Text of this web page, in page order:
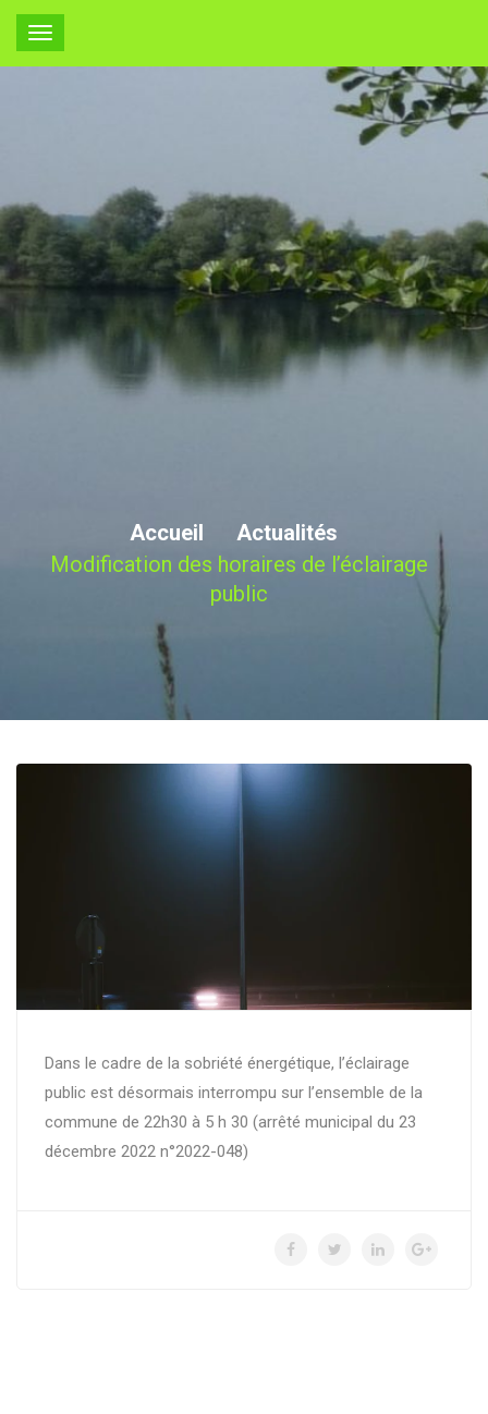
Les Ayvelles -
Modification
des horaires de
l'éclairage
Accueil
Actualités
Modification des horaires de l’éclairage
public
Dans le cadre de la sobriété énergétique, l’éclairage
public est désormais interrompu sur l’ensemble de la
commune de 22h30 à 5 h 30 (arrêté municipal du 23
décembre 2022 n°2022-048)